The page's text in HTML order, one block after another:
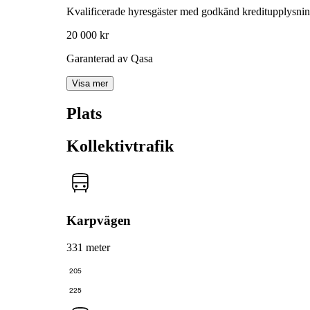
Kvalificerade hyresgäster med godkänd
20 000 kr
Garanterad av Qasa
Visa mer
Plats
Kollektivtrafik
Karpvägen
331 meter
205
225